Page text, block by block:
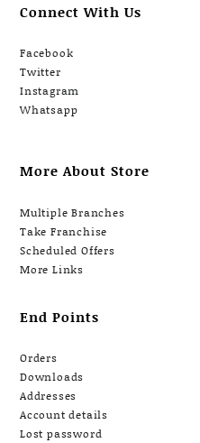
Connect With Us
Facebook
Twitter
Instagram
Whatsapp
More About Store
Multiple Branches
Take Franchise
Scheduled Offers
More Links
End Points
Orders
Downloads
Addresses
Account details
Lost password